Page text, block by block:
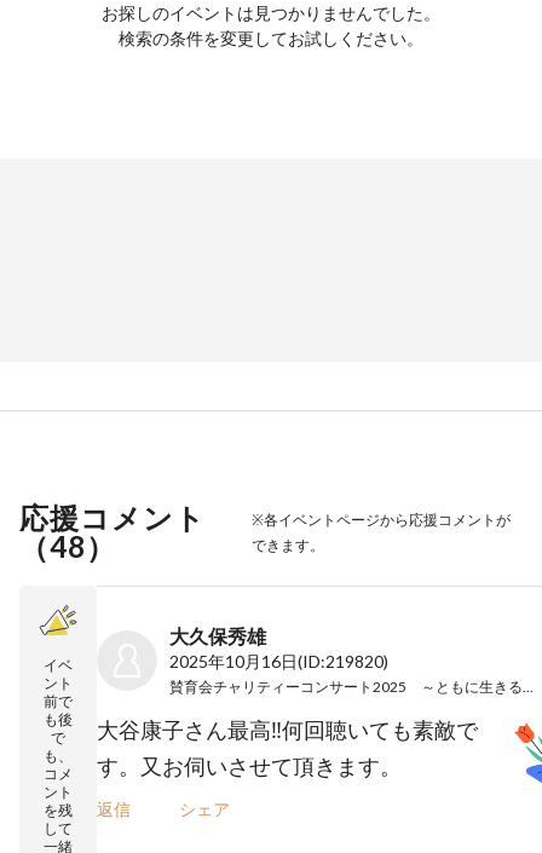
お探しのイベントは見つかりませんでした。
検索の条件を変更してお試しください。
応援コメント
（48）
※各イベントページから応援コメントが
できます。
イベ
ント
前で
も後
で
も、
コメ
ント
を残
して
一緒
大久保秀雄
2025年10月16日(ID:219820)
大谷康子さん最高‼️何回聴いても素敵で
す。又お伺いさせて頂きます。
返信 シェア